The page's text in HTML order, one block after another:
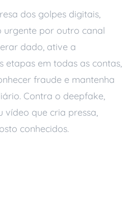
dos golpes digitais,
por outro canal
dado, ative a
etapas em todas as contas,
fraude e mantenha
Contra o deepfake,
vídeo que cria pressa,
conhecidos.